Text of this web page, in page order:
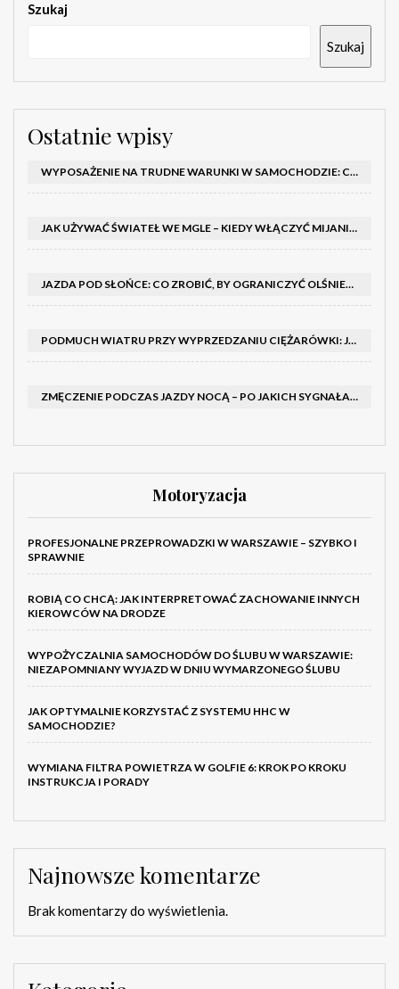
Szukaj
Szukaj
Ostatnie wpisy
WYPOSAŻENIE NA TRUDNE WARUNKI W SAMOCHODZIE: CO MIEĆ ZIMĄ, W TRASIE I NA WYPADEK AWARII
JAK UŻYWAĆ ŚWIATEŁ WE MGLE – KIEDY WŁĄCZYĆ MIJANIA I PRZECIWMGIELNE ORAZ CZEGO NIE ROBIĆ
JAZDA POD SŁOŃCE: CO ZROBIĆ, BY OGRANICZYĆ OLŚNIENIE I POPRAWIĆ WIDOCZNOŚĆ
PODMUCH WIATRU PRZY WYPRZEDZANIU CIĘŻARÓWKI: JAK UTRZYMAĆ TOR JAZDY I OPANOWAĆ AUTO
ZMĘCZENIE PODCZAS JAZDY NOCĄ – PO JAKICH SYGNAŁACH ROZPOZNAĆ SENNOŚĆ ZA KIEROWNICĄ I KIEDY ZROBIĆ PRZERWĘ
Motoryzacja
PROFESJONALNE PRZEPROWADZKI W WARSZAWIE – SZYBKO I
SPRAWNIE
ROBIĄ CO CHCĄ: JAK INTERPRETOWAĆ ZACHOWANIE INNYCH
KIEROWCÓW NA DRODZE
WYPOŻYCZALNIA SAMOCHODÓW DO ŚLUBU W WARSZAWIE:
NIEZAPOMNIANY WYJAZD W DNIU WYMARZONEGO ŚLUBU
JAK OPTYMALNIE KORZYSTAĆ Z SYSTEMU HHC W
SAMOCHODZIE?
WYMIANA FILTRA POWIETRZA W GOLFIE 6: KROK PO KROKU
INSTRUKCJA I PORADY
Najnowsze komentarze
Brak komentarzy do wyświetlenia.